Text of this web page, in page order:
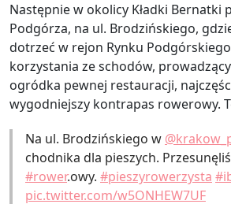
Następnie w okolicy Kładki Bernatki
Podgórza, na ul. Brodzińskiego,
dotrzeć w rejon Rynku
korzystania ze schodów,
ogródka pewnej restauracji,
wygodniejszy kontrapas rowerowy.
Na ul. Brodzińskiego w
chodnika dla pieszych.
#rower.owy. #pieszyrowerzysta
pic.twitter.com/w5ONHEW7UF